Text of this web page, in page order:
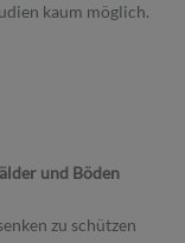
kaum möglich.
und Böden
zu schützen